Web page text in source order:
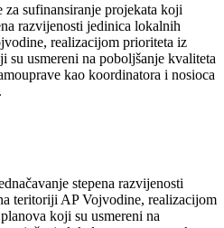
za sufinansiranje projekata koji
razvijenosti jedinica lokalnih
realizacijom prioriteta iz
su usmereni na poboljšanje kvaliteta
kao koordinatora i nosioca
stepena razvijenosti
teritoriji AP Vojvodine, realizacijom
koji su usmereni na